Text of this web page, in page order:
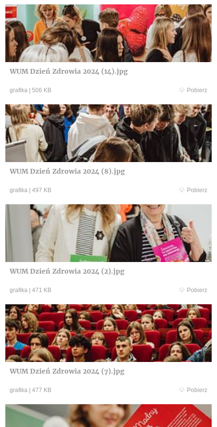
WUM Dzień Zdrowia 2024 (14).jpg
grafika 506 KB Pobierz
WUM Dzień Zdrowia 2024 (8).jpg
grafika 497 KB Pobierz
WUM Dzień Zdrowia 2024 (2).jpg
grafika 471 KB Pobierz
WUM Dzień Zdrowia 2024 (7).jpg
grafika 477 KB Pobierz